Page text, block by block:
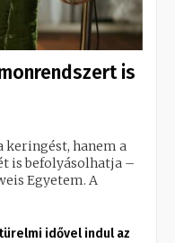
is
keringést, hanem a
is befolyásolhatja –
Egyetem. A
idővel indul az